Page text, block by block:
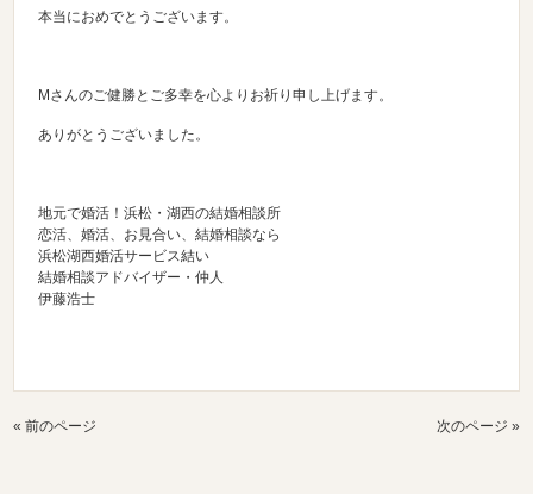
本当におめでとうございます。
Mさんのご健勝とご多幸を心よりお祈り申し上げます。
ありがとうございました。
地元で婚活！浜松・湖西の結婚相談所
恋活、婚活、お見合い、結婚相談なら
浜松湖西婚活サービス結い
結婚相談アドバイザー・仲人
伊藤浩士
« 前のページ 次のページ »